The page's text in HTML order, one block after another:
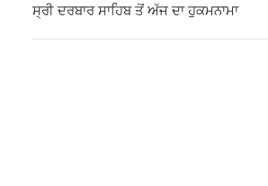
ਸ੍ਰੀ ਦਰਬਾਰ ਸਾਹਿਬ ਤੋਂ ਅੱਜ ਦਾ ਹੁਕਮਨਾਮਾ